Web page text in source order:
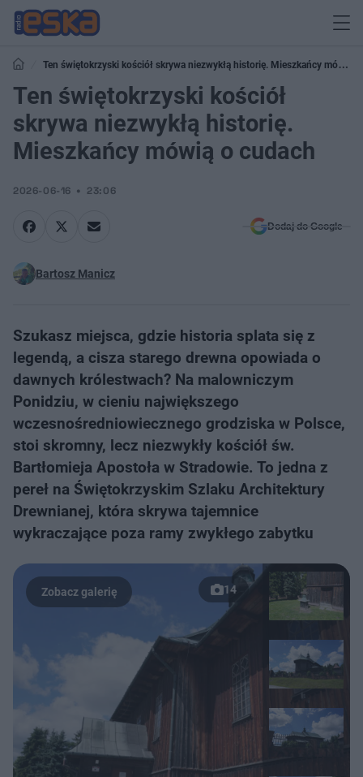
Ten świętokrzyski kościół skrywa niezwykłą historię. Mieszkańcy mówią
o cudach
Ten świętokrzyski kościół
skrywa niezwykłą historię.
Mieszkańcy mówią o cudach
2026-06-16 23:06
Dodaj do Google
Bartosz Manicz
Szukasz miejsca, gdzie historia splata się z
legendą, a cisza starego drewna opowiada o
dawnych królestwach? Na malowniczym
Ponidziu, w cieniu największego
wczesnośredniowiecznego grodziska w Polsce,
stoi skromny, lecz niezwykły kościół św.
Bartłomieja Apostoła w Stradowie. To jedna z
pereł na Świętokrzyskim Szlaku Architektury
Drewnianej, która skrywa tajemnice
wykraczające poza ramy zwykłego zabytku
14